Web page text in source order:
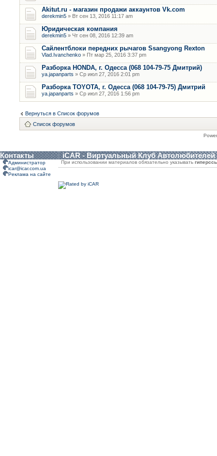
Akitut.ru - магазин продажи аккаунтов Vk.com
derekmin5 » Вт сен 13, 2016 11:17 am
Юридическая компания
derekmin5 » Чт сен 08, 2016 12:39 am
Сайлентблоки передних рычагов Ssangyong Rexton
Vlad.Ivanchenko » Пт мар 25, 2016 3:37 pm
Разборка HONDA, г. Одесса (068 104-79-75 Дмитрий)
ya.japanparts » Ср июл 27, 2016 2:01 pm
Разборка TOYOTA, г. Одесса (068 104-79-75) Дмитрий
ya.japanparts » Ср июл 27, 2016 1:56 pm
Вернуться в Список форумов
Список форумов
Контакты iCAR - Виртуальный Клуб Автолюбителей
Администратор
icar@icar.com.ua
Реклама на сайте
При использовании материалов обязательно указывать